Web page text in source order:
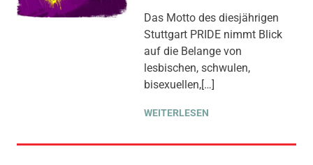
UND VIELFALT,THEMEN
Das Motto des diesjährigen
Stuttgart PRIDE nimmt Blick
auf die Belange von
lesbischen, schwulen,
bisexuellen,[…]
WEITERLESEN